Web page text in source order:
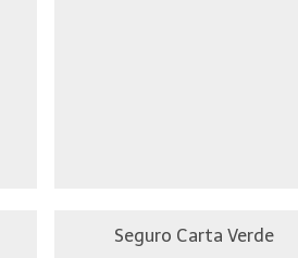
Seguro Carta Verde